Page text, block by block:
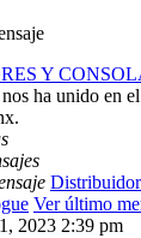
Y
ha unido en
Ver último
2023 2:39 pm